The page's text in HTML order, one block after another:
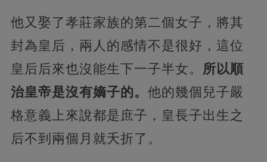
他又娶了孝莊家族的第二個女子，將其
封為皇后，兩人的感情不是很好，這位
皇后后來也沒能生下一子半女。 所以順
治皇帝是沒有嫡子的。 他的幾個兒子嚴
格意義上來說都是庶子，皇長子出生之
后不到兩個月就夭折了。